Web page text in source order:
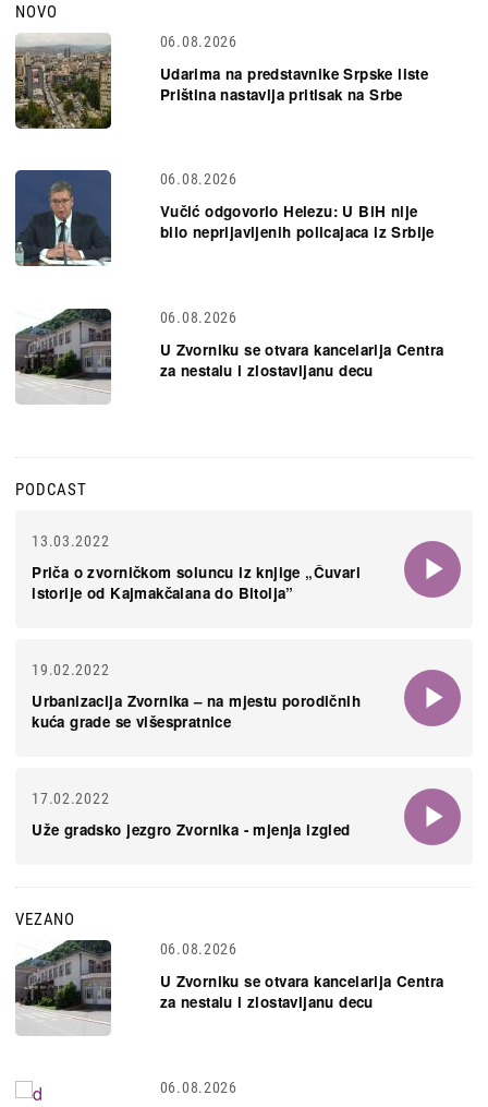
NOVO
06.08.2026
Udarima na predstavnike Srpske liste
Priština nastavlja pritisak na Srbe
06.08.2026
Vučić odgovorio Helezu: U BiH nije
bilo neprijavljenih policajaca iz Srbije
06.08.2026
U Zvorniku se otvara kancelarija Centra
za nestalu i zlostavljanu decu
PODCAST
13.03.2022
Priča o zvorničkom soluncu iz knjige „Čuvari
istorije od Kajmakčalana do Bitolja”
19.02.2022
Urbanizacija Zvornika – na mjestu porodičnih
kuća grade se višespratnice
17.02.2022
Uže gradsko jezgro Zvornika - mjenja izgled
VEZANO
06.08.2026
U Zvorniku se otvara kancelarija Centra
za nestalu i zlostavljanu decu
06.08.2026